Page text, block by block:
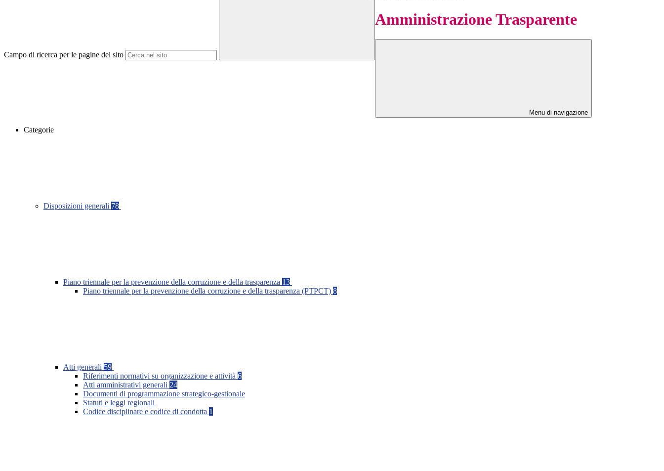
Campo di ricerca per le pagine del sito
Amministrazione Trasparente
Menu di navigazione
Categorie
Disposizioni generali 78
Piano triennale per la prevenzione della corruzione e della trasparenza 13
Piano triennale per la prevenzione della corruzione e della trasparenza (PTPCT) 8
Atti generali 59
Riferimenti normativi su organizzazione e attività 6
Atti amministrativi generali 24
Documenti di programmazione strategico-gestionale
Statuti e leggi regionali
Codice disciplinare e codice di condotta 1